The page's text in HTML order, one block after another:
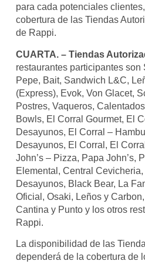
para cada potenciales
cobertura de las Tiendas
de Rappi.
CUARTA. – Tiendas
restaurantes participantes son
Pepe, Bait, Sandwich L&C,
(Express), Evok, Von Glacet,
Postres, Vaqueros,
Bowls, El Corral Gourmet, El
Desayunos, El Corral –
Desayunos, El Corral, El
John’s – Pizza, Papa John’s,
Elemental, Central Cevicheria,
Desayunos, Black Bear, La
Oficial, Osaki, Leños y
Cantina y Punto y los otros
Rappi.
La disponibilidad de las
dependerá de la cobertura de